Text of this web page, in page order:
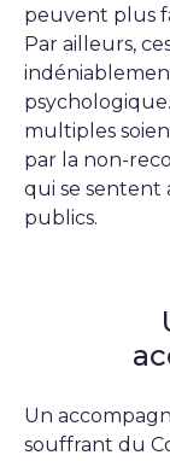
peuvent plus
Par ailleurs,
multiples
par la non-
qui se sentent
publics.
Un
souffrant du